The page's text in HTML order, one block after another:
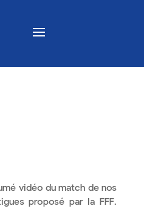
vidéo du match de nos
proposé par la FFF.